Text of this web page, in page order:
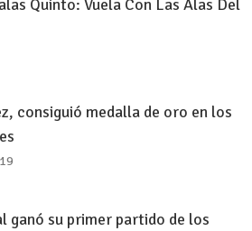
Quinto: Vuela Con Las Alas Del
consiguió medalla de oro en los
ganó su primer partido de los